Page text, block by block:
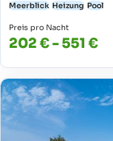
Meerblick Heizung Pool
Preis pro Nacht
202 € - 551 €